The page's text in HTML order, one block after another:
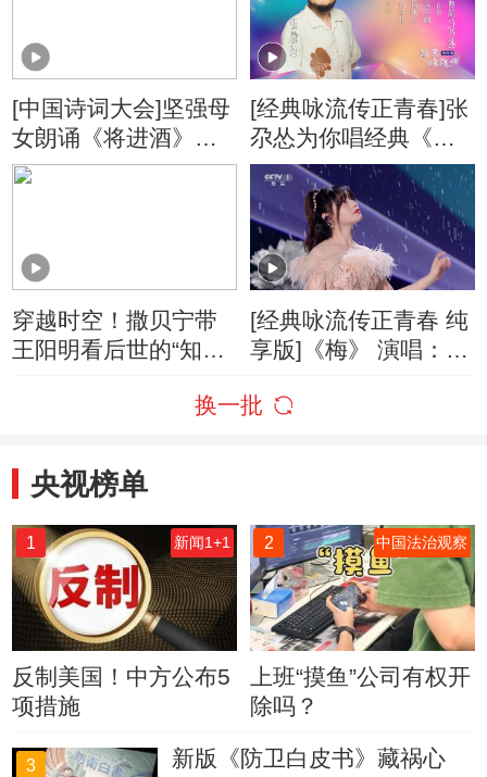
[中国诗词大会]坚强母
女朗诵《将进酒》感
动全场！
[经典咏流传正青春]张
尕怂为你唱经典《房
兵曹胡马》
穿越时空！撒贝宁带
王阳明看后世的“知行
[经典咏流传正青春 纯
享版]《梅》 演唱：黄
换一批
央视榜单
1 新闻1+1
反制美国！中方公布5
项措施
2 中国法治观察
上班“摸鱼”公司有权开
除吗？
3 新版《防卫白皮书》藏祸心